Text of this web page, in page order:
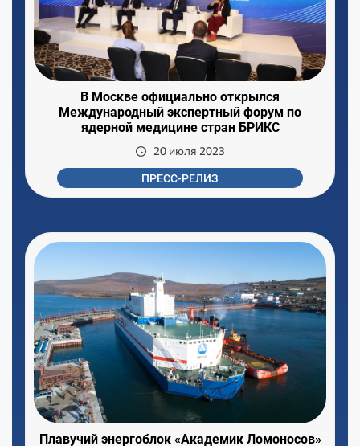
В Москве официально открылся
Международный экспертный форум по
ядерной медицине стран БРИКС
20 июля 2023
ПРЕСС-РЕЛИЗ
Плавучий энергоблок «Академик Ломоносов»